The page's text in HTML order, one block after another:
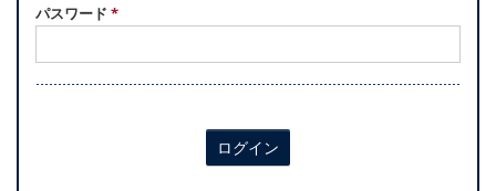
パスワード *
ログイン